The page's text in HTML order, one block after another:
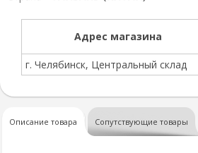
Адрес магазина
г. Челябинск, Центральный склад
Описание товара Сопутствующие товары